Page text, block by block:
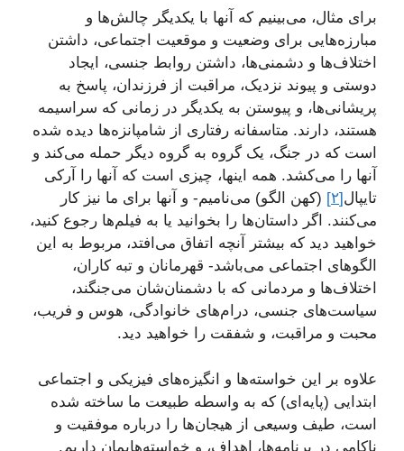
برای مثال، می‌بینیم که آنها با یکدیگر چالش‌ها و
مبارزه‌هایی برای وضعیت و موقعیت اجتماعی، داشتن
اختلاف‌ها و دشمنی‌ها، داشتن روابط جنسی، ایجاد
دوستی و پیوند نزدیک، مراقبت از فرزندان، پاسخ به
پریشانی‌ها، و پیوستن به یکدیگر در زمانی که سراسیمه
هستند، دارند. متاسفانه رفتاری از شامپانزه‌ها دیده شده
است که در جنگ، یک گروه به گروه دیگر حمله می‌کند و
آنها را می‌کشد. همه اینها، چیزی است که آنها را آرکی
تایپال[۲]
(کهن الگو) می‌نامیم- و آنها برای ما نیز کار
می‌کنند. اگر داستان‌ها را بخوانید یا به فیلم‌ها رجوع کنید،
خواهید دید که بیشتر آنچه اتفاق می‌افتد، مربوط به این
الگوهای اجتماعی می‌باشد- قهرمانان و تبه کاران،
اختلاف‌ها و مردمانی که با دشمنان‌شان می‌جنگند،
سیاست‌های جنسی، درام‌های خانوادگی، هوس و فریب،
محبت و مراقبت، و شفقت را خواهید دید.
علاوه بر این خواسته‌ها و انگیزه‌های فیزیکی و اجتماعی
ابتدایی (پایه‌ای) که به واسطه طبیعت ما ساخته شده
است، طیف وسیعی از هیجان‌ها را درباره موفقیت و
ناکامی در برنامه‌ها، اهداف، و خواسته‌هایمان داریم.